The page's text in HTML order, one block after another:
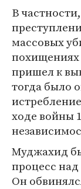
В
массовых
похищениях
пришел к
тогда было
ходе войны
Муджахид
процесс
Он